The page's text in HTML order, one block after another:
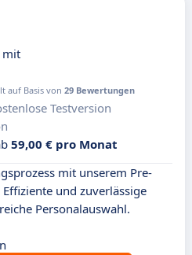
mit
auf Basis von 29 Bewertungen
Testversion
59,00 € pro Monat
mit unserem Pre-
und zuverlässige
Personalauswahl.